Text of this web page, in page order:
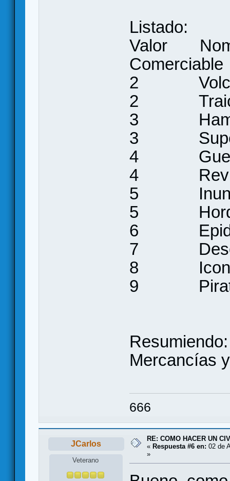
Listado:
Valor
Comerciable
2
2
3
3
4
4
5
5
6
7
8
9
Mercancías
666
JCarlos
Veterano
RE: COMO HACER UN
« Respuesta #6 en: 02 de
»